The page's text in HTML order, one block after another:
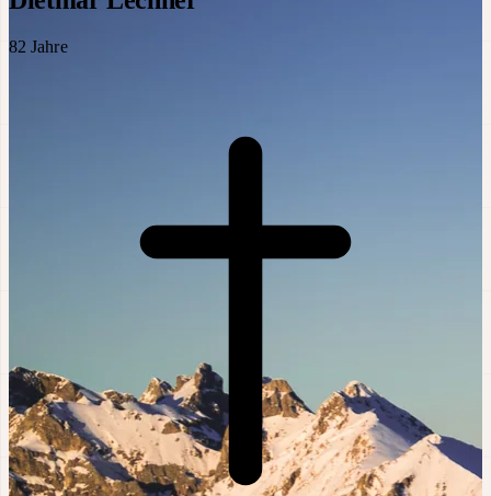
82 Jahre